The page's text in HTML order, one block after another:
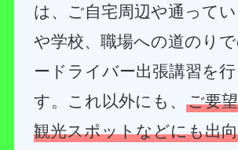
は、ご自宅周辺や通って
や学校、職場への道のり
ードライバー出張講習を
す。これ以外にも、ご要
観光スポットなどにも出